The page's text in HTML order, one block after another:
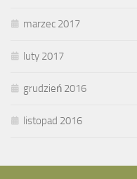
marzec 2017
luty 2017
grudzień 2016
listopad 2016